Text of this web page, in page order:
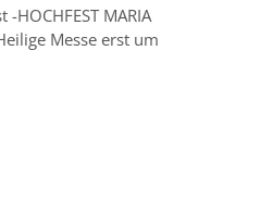
HOCHFEST MARIA
Messe erst um